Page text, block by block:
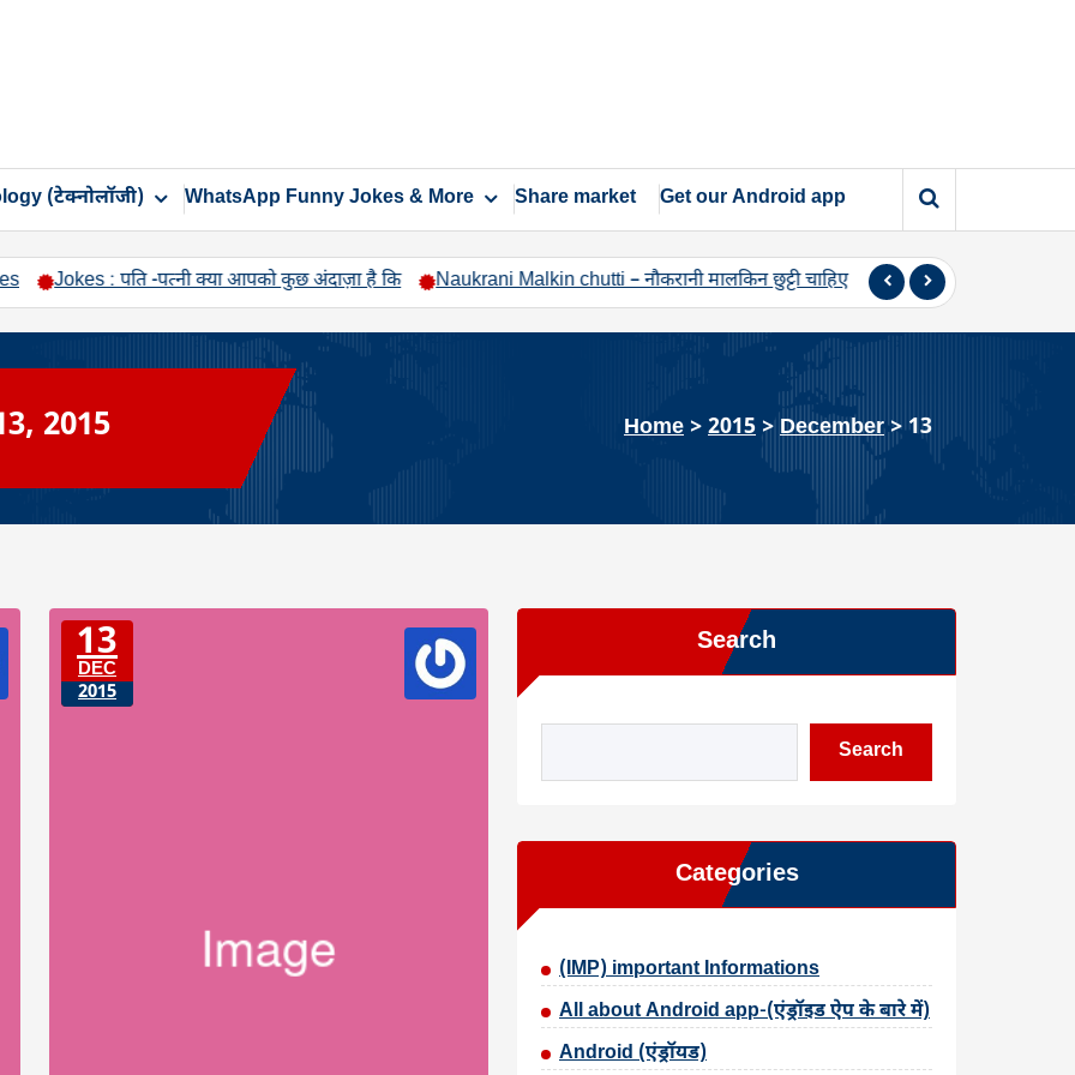
(टेक्नोलॉजी) WhatsApp Funny Jokes & More Share market Get our Android app
: पति -पत्नी क्या आपको कुछ अंदाज़ा है कि Naukrani Malkin chutti – नौकरानी मालकिन छुट्टी चाहिए Shadi Ki raat – शादी की रात
2015 Home > 2015 > December>13
13
DEC
2015
Search
Search
Categories
(IMP) important Informations
All about Android app-(एंड्रॉइड ऐप के बारे में)
Android (एंड्रॉयड)